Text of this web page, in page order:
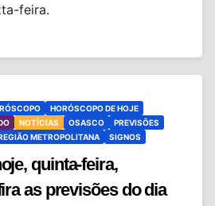
feira.
HORÓSCOPO DE HOJE
NOTÍCIAS OSASCO
PREVISÕES
METROPOLITANA SIGNOS
quinta-feira,
as previsões do dia